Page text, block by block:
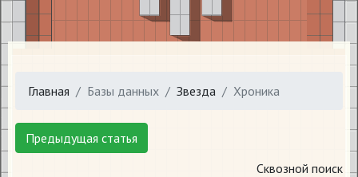
Главная Базы данных Звезда Хроника
Предыдущая статья
Сквозной поиск